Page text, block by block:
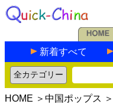
新着すべて
HOME ＞ 中国ポップス ＞